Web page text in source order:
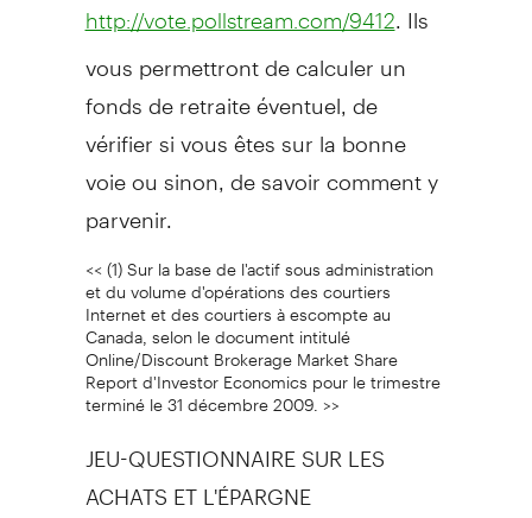
http://vote.pollstream.com/9412. Ils
vous permettront de calculer un
fonds de retraite éventuel, de
vérifier si vous êtes sur la bonne
voie ou sinon, de savoir comment y
parvenir.
<< (1) Sur la base de l'actif sous administration
et du volume d'opérations des courtiers
Internet et des courtiers à escompte au
Canada, selon le document intitulé
Online/Discount Brokerage Market Share
Report d'Investor Economics pour le trimestre
terminé le 31 décembre 2009. >>
JEU-QUESTIONNAIRE SUR LES
ACHATS ET L'ÉPARGNE